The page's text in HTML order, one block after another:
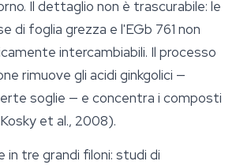
Il dettaglio non è trascurabile: le
di foglia grezza e l'EGb 761 non
intercambiabili. Il processo
rimuove gli acidi ginkgolici —
soglie — e concentra i composti
et al., 2008).
in tre grandi filoni: studi di